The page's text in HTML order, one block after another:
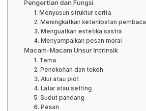
Pengertian dan Fungsi
1. Menyusun struktur cerita
2. Meningkatkan keterlibatan pembaca
3. Menguatkan estetika sastra
4. Menyampaikan pesan moral
Macam-Macam Unsur Intrinsik
1. Tema
2. Penokohan dan tokoh
3. Alur atau plot
4. Latar atau setting
5. Sudut pandang
6. Pesan